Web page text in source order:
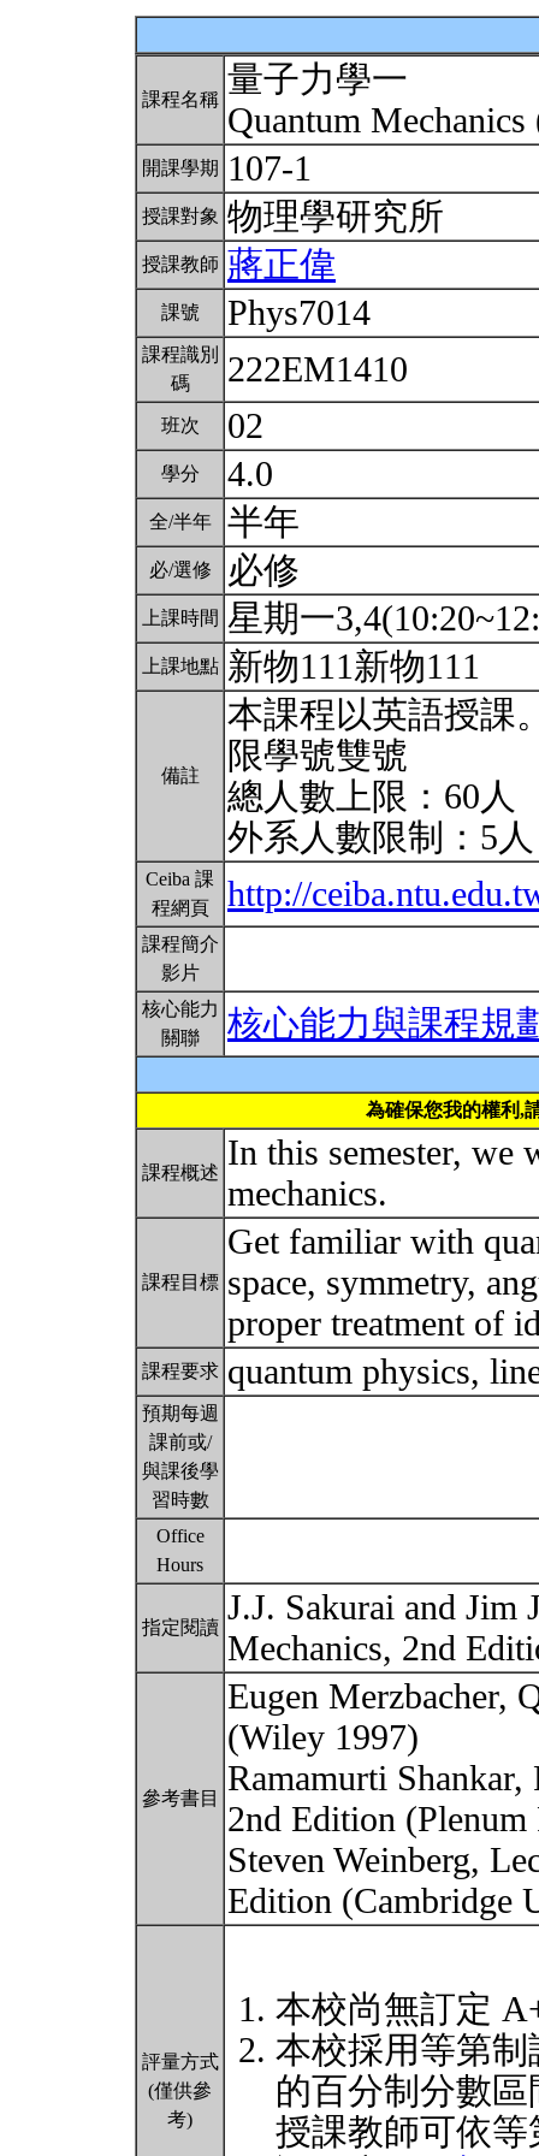
課程名稱 量子力學一
Quantum Mechanics
開課學期 107-1
授課對象 物理學研究所
授課教師 蔣正偉
課號 Phys7014
課程識別
碼
222EM1410
班次 02
學分 4.0
全/半年 半年
必/選修 必修
上課時間 星期一
上課地點 新物111新物111
備註
本課程以英語授課
限學號雙號
總人數上限：60人
外系人數限制：5
Ceiba 課
程網頁
http://
課程簡介
影片
核心能力
關聯
核心能力與課程規
為確保您我的權利,
課程概述 In this semester, we
mechanics.
課程目標
Get familiar with
space, symmetry,
proper treatment of
課程要求 quantum physics,
預期每週
課前或/
與課後學
習時數
Office
Hours
指定閱讀 J.J. Sakurai and Jim
Mechanics, 2nd
參考書目
Eugen Merzbacher,
(Wiley 1997)
Ramamurti
2nd Edition (Plenum
Steven Weinberg,
Edition (Cambridge
評量方式
(僅供參
考)
本校尚無訂定
本校採用等第
的百分制分數
授課教師可依